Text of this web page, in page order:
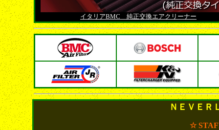
イタリアBMC 純正交換エアクリーナー
ＮＥＶＥＲ
☆